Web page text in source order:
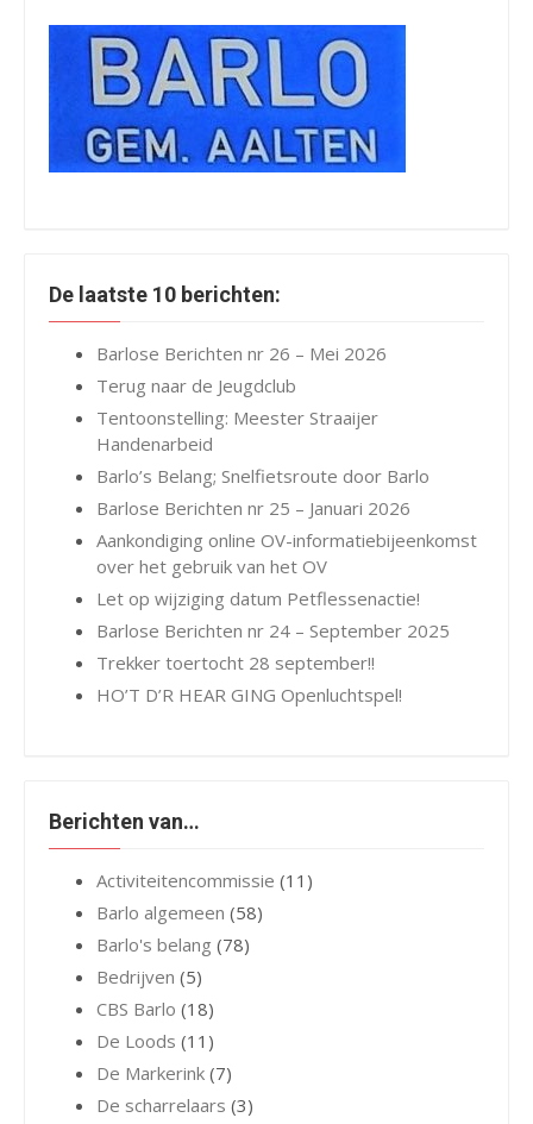
De laatste 10 berichten:
Barlose Berichten nr 26 – Mei 2026
Terug naar de Jeugdclub
Tentoonstelling: Meester Straaijer
Handenarbeid
Barlo’s Belang; Snelfietsroute door Barlo
Barlose Berichten nr 25 – Januari 2026
Aankondiging online OV-informatiebijeenkomst
over het gebruik van het OV
Let op wijziging datum Petflessenactie!
Barlose Berichten nr 24 – September 2025
Trekker toertocht 28 september!!
HO’T D’R HEAR GING Openluchtspel!
Berichten van…
Activiteitencommissie (11)
Barlo algemeen (58)
Barlo's belang (78)
Bedrijven (5)
CBS Barlo (18)
De Loods (11)
De Markerink (7)
De scharrelaars (3)